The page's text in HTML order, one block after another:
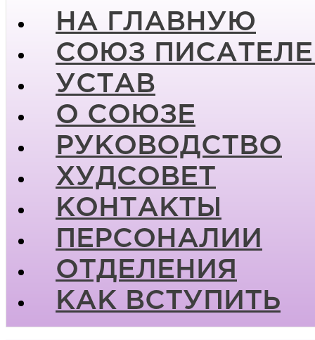
НА ГЛАВНУЮ
СОЮЗ
УСТАВ
О СОЮЗЕ
РУКОВОДСТВО
ХУДСОВЕТ
КОНТАКТЫ
ПЕРСОНАЛИИ
ОТДЕЛЕНИЯ
КАК ВСТУПИТЬ